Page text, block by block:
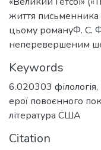
життя письменника
цьому романуФ. С.
неперевершеним
Keywords
6.020303 філологія,
ерої повоєнного
література США
Citation